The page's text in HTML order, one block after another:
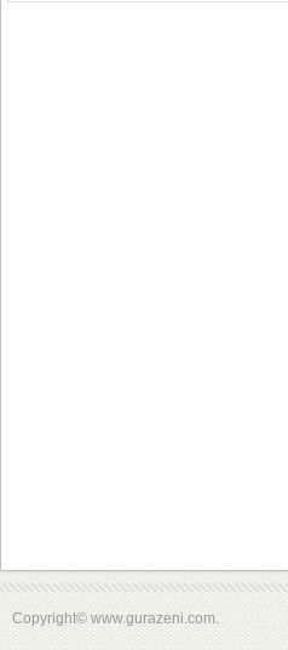
Copyright© www.gurazeni.com.